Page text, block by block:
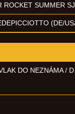
ROCKET SUMMER
(DE/
DO NEZNÁMA /